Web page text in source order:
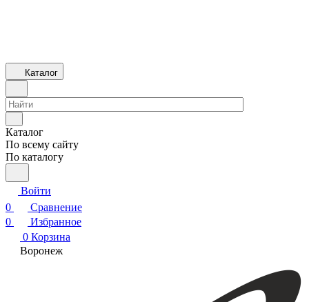
Каталог
Каталог
По всему сайту
По каталогу
Войти
0
Сравнение
0
Избранное
0 Корзина
Воронеж